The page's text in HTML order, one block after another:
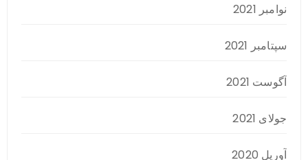
نوامبر 2021
سپتامبر 2021
آگوست 2021
جولای 2021
آوریل 2020